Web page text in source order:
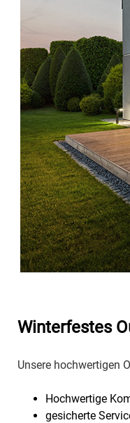
Winterfestes
Unsere hochwertigen
Hochwertige
gesicherte